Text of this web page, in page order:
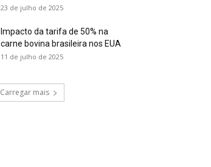
23 de julho de 2025
Impacto da tarifa de 50% na
carne bovina brasileira nos EUA
11 de julho de 2025
Carregar mais